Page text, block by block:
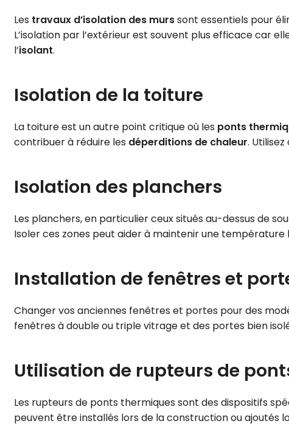
Les travaux d’isolation des murssont essentiels pour
L’isolation par l’extérieur est souvent plus efficace car
l’isolant.
Isolation de la toiture
La toiture est un autre point critique où les ponts
contribuer à réduire les déperditions de chaleur.
Isolation des planchers
Les planchers, en particulier ceux situés au-dessus de
Isoler ces zones peut aider à maintenir une
Installation de fenêtres et
Changer vos anciennes fenêtres et portes pour des
fenêtres à double ou triple vitrage et des portes bien
Utilisation de rupteurs de
Les rupteurs de ponts thermiques sont des dispositifs
peuvent être installés lors de la construction ou ajoutés